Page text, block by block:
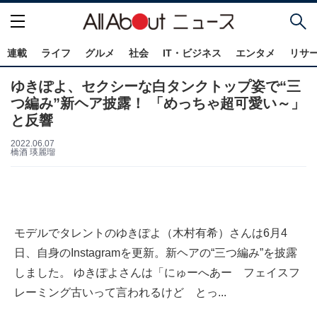
連載 ライフ グルメ 社会 IT・ビジネス エンタメ リサ
ゆきぽよ、セクシーな白タンクトップ姿で“三
つ編み”新ヘア披露！ 「めっちゃ超可愛い～」
と反響
2022.06.07
橋酒 瑛麗瑠
モデルでタレントのゆきぽよ（木村有希）さんは6月4
日、自身のInstagramを更新。新ヘアの“三つ編み”を披露
しました。 ゆきぽよさんは「にゅーへあー フェイスフ
レーミング古いって言われるけど とっ...